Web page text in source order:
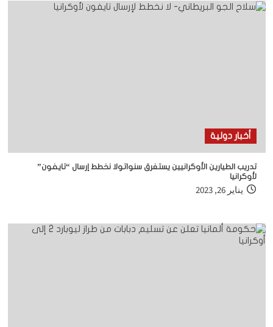
أخبار دولية
تدريب الطيارين الأوكرانيين يستغرق سنواتولا نخطط إرسال “تايفون”
لأوكرانيا
يناير 26, 2023